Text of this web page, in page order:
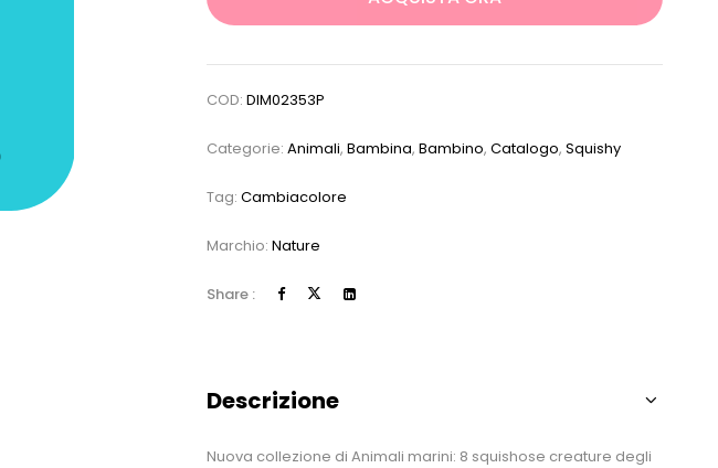
COD:DIM02353P
Categorie:Animali,Bambina,Bambino,Catalogo,Squishy
Tag:Cambiacolore
Marchio:Nature
Share :
Descrizione
Nuova collezione di Animali marini: 8 squishose creature degli